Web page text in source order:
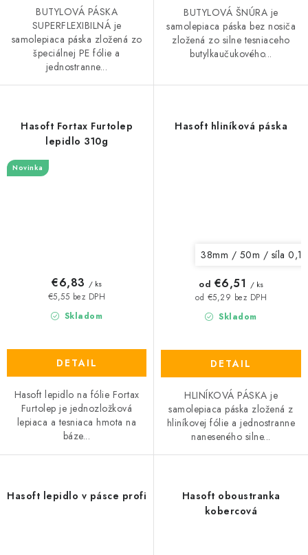
BUTYLOVÁ PÁSKA
SUPERFLEXIBILNÁ je
samolepiaca páska zložená zo
špeciálnej PE fólie a
jednostranne...
BUTYLOVÁ ŠNÚRA je
samolepiaca páska bez nosiča
zložená zo silne tesniaceho
butylkaučukového...
Hasoft Fortax Furtolep
lepidlo 310g
Novinka
Skladom
€5,55 bez DPH
€6,83 / ks
DETAIL
Hasoft lepidlo na fólie Fortax
Furtolep je jednozložková
lepiaca a tesniaca hmota na
báze...
Hasoft hliníková páska
38mm / 50m / síla
Skladom
od €5,29 bez DPH
od €6,51 / ks
DETAIL
HLINÍKOVÁ PÁSKA je
samolepiaca páska zložená z
hliníkovej fólie a jednostranne
naneseného silne...
Hasoft lepidlo v pásce profi
Hasoft oboustranka
kobercová